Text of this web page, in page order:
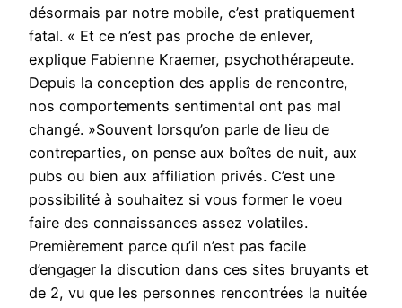
désormais par notre mobile, c’est pratiquement
fatal. « Et ce n’est pas proche de enlever,
explique Fabienne Kraemer, psychothérapeute.
Depuis la conception des applis de rencontre,
nos comportements sentimental ont pas mal
changé. »Souvent lorsqu’on parle de lieu de
contreparties, on pense aux boîtes de nuit, aux
pubs ou bien aux affiliation privés. C’est une
possibilité à souhaitez si vous former le voeu
faire des connaissances assez volatiles.
Premièrement parce qu’il n’est pas facile
d’engager la discution dans ces sites bruyants et
de 2, vu que les personnes rencontrées la nuitée